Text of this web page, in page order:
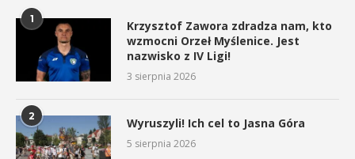
1
Krzysztof Zawora zdradza nam, kto
wzmocni Orzeł Myślenice. Jest
nazwisko z IV Ligi!
3 sierpnia 2026
2 Wyruszyli! Ich cel to Jasna Góra
5 sierpnia 2026